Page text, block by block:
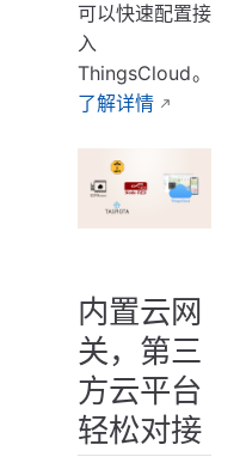
可以快速配置接
入
ThingsCloud。
了解详情
内置云网
关，第三
方云平台
轻松对接